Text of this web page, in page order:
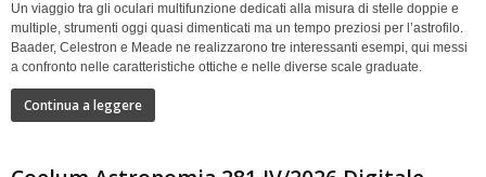
Un viaggio tra gli oculari multifunzione dedicati alla misura di stelle doppie e
multiple, strumenti oggi quasi dimenticati ma un tempo preziosi per l’astrofilo.
Baader, Celestron e Meade ne realizzarono tre interessanti esempi, qui messi
a confronto nelle caratteristiche ottiche e nelle diverse scale graduate.
Continua a leggere